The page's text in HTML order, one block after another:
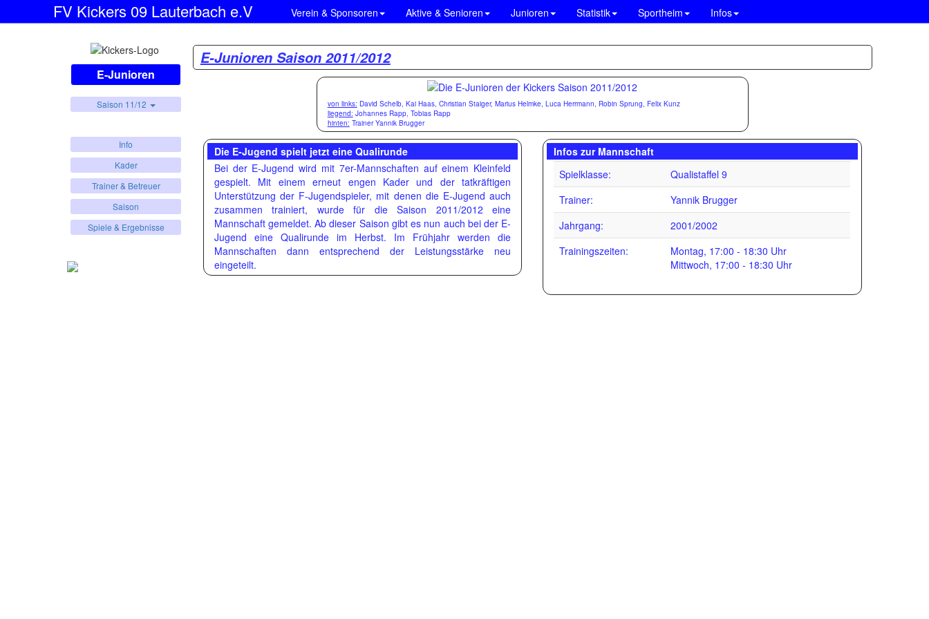
FV Kickers 09 Lauterbach e.V Verein & Sponsoren Aktive & Senioren Junioren Statistik Sportheim Infos
E-Junioren
Saison 11/12
Info
Kader
Trainer & Betreuer
Saison
Spiele & Ergebnisse
E-Junioren Saison 2011/2012
von links: David Schelb, Kai Haas, Christian Staiger, Marius Helmke, Luca Herrmann, Robin Sprung, Felix Kunz
liegend: Johannes Rapp, Tobias Rapp
hinten: Trainer Yannik Brugger
Die E-Jugend spielt jetzt eine Qualirunde
Bei der E-Jugend wird mit 7er-Mannschaften auf einem Kleinfeld
gespielt. Mit einem erneut engen Kader und der tatkräftigen
Unterstützung der F-Jugendspieler, mit denen die E-Jugend auch
zusammen trainiert, wurde für die Saison 2011/2012 eine
Mannschaft gemeldet. Ab dieser Saison gibt es nun auch bei der E-
Jugend eine Qualirunde im Herbst. Im Frühjahr werden die
Mannschaften dann entsprechend der Leistungsstärke neu
eingeteilt.
Infos zur Mannschaft
Spielklasse:
Qualistaffel 9
Trainer:
Yannik Brugger
Jahrgang:
2001/2002
Trainingszeiten:
Montag, 17:00 - 18:30 Uhr
Mittwoch, 17:00 - 18:30 Uhr